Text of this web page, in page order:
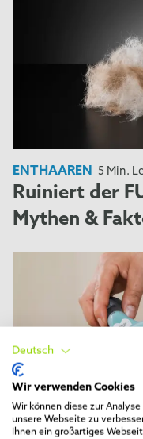
ENTHAAREN 5 Min.
Ruiniert der
Mythen &
Deutsch
Wir verwenden Cookies
Wir können diese zur
unsere Webseite zu
Ihnen ein großartiges